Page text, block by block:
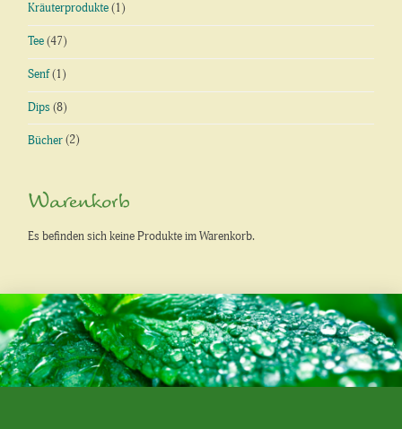
Kräuterprodukte (1)
Tee (47)
Senf(1)
Dips (8)
Bücher (2)
Warenkorb
Es befinden sich keine Produkte im Warenkorb.